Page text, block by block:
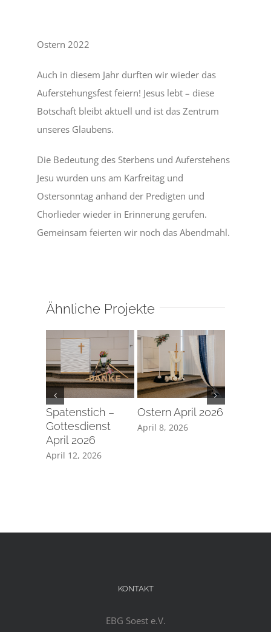
Ostern 2022
Auch in diesem Jahr durften wir wieder das
Auferstehungsfest feiern! Jesus lebt – diese
Botschaft bleibt aktuell und ist das Zentrum
unseres Glaubens.
Die Bedeutung des Sterbens und Auferstehens
Jesu wurden uns am Karfreitag und
Ostersonntag anhand der Predigten und
Chorlieder wieder in Erinnerung gerufen.
Gemeinsam feierten wir noch das Abendmahl.
Ähnliche Projekte
Spatenstich –
Gottesdienst
April 2026
April 12, 2026
Ostern April 2026
April 8, 2026
KONTAKT
EBG Soest e.V.